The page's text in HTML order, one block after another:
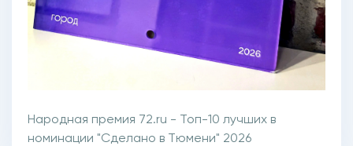
Народная премия 72.ru - Топ-10 лучших в
номинации "Сделано в Тюмени" 2026